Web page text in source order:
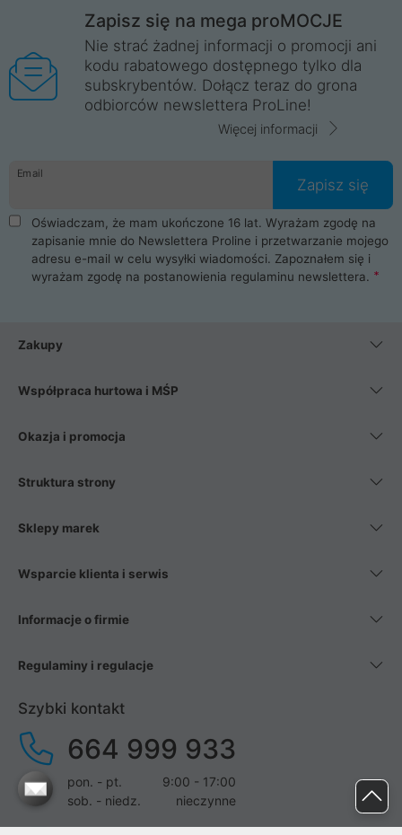
Zapisz się na mega proMOCJE
Nie strać żadnej informacji o promocji ani
kodu rabatowego dostępnego tylko dla
subskrybentów. Dołącz teraz do grona
odbiorców newslettera ProLine!
Więcej informacji
Email
Zapisz się
Oświadczam, że mam ukończone 16 lat. Wyrażam zgodę na
zapisanie mnie do Newslettera Proline i przetwarzanie mojego
adresu e-mail w celu wysyłki wiadomości. Zapoznałem się i
wyrażam zgodę na postanowienia regulaminu newslettera.
Zakupy
Współpraca hurtowa i MŚP
Okazja i promocja
Struktura strony
Sklepy marek
Wsparcie klienta i serwis
Informacje o firmie
Regulaminy i regulacje
Szybki kontakt
664 999 933
pon. - pt.
9:00 - 17:00
sob. - niedz.
nieczynne